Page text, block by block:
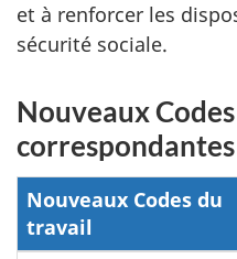
et à renforcer les
sécurité sociale.
Nouveaux
Nouveaux Codes du
travail